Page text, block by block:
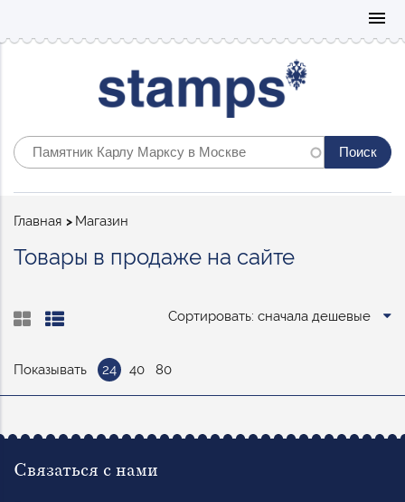
menu
Строка
Главная Магазин
Товары в продаже на сайте
Сортировать: сначала дешевые
Показывать 24 40 80
Связаться с нами